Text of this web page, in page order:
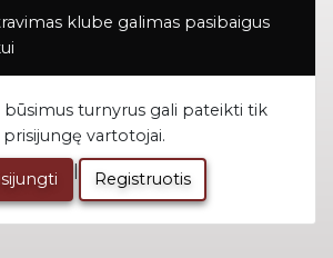
klube galimas pasibaigus
būsimus turnyrus gali pateikti tik
prisijungę vartotojai.
| Registruotis